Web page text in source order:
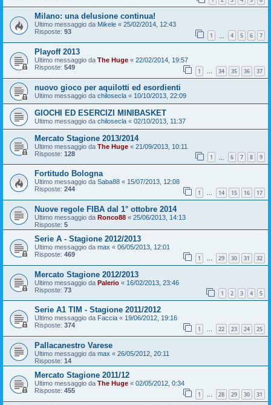
Milano: una delusione continua!
Ultimo messaggio da Mikele « 25/02/2014, 12:43
Risposte: 93 1 4 5 6 7
Playoff 2013
Ultimo messaggio da The Huge « 22/02/2014, 19:57
Risposte: 549 1 … 34 35 36 37
nuovo gioco per aquilotti ed esordienti
Ultimo messaggio da chilosecla « 10/10/2013, 22:09
GIOCHI ED ESERCIZI MINIBASKET
Ultimo messaggio da chilosecla « 02/10/2013, 11:37
Mercato Stagione 2013/2014
Ultimo messaggio da The Huge « 21/09/2013, 10:11
Risposte: 128 1 6 7 8 9
Fortitudo Bologna
Ultimo messaggio da Saba88 « 15/07/2013, 12:08
Risposte: 244 1 … 14 15 16 17
Nuove regole FIBA dal 1° ottobre 2014
Ultimo messaggio da Ronco88 « 25/06/2013, 14:13
Risposte: 5
Serie A - Stagione 2012/2013
Ultimo messaggio da max « 06/05/2013, 12:01
Risposte: 469 1 … 29 30 31 32
Mercato Stagione 2012/2013
Ultimo messaggio da Palerio « 16/02/2013, 23:46
Risposte: 73 1 2 3 4 5
Serie A1 TIM - Stagione 2011/2012
Ultimo messaggio da Faccia « 19/06/2012, 19:16
Risposte: 374 1 … 22 23 24 25
Pallacanestro Varese
Ultimo messaggio da max « 26/05/2012, 20:11
Risposte: 14
Mercato Stagione 2011/12
Ultimo messaggio da The Huge « 02/05/2012, 0:34
Risposte: 455 1 28 29 30 31